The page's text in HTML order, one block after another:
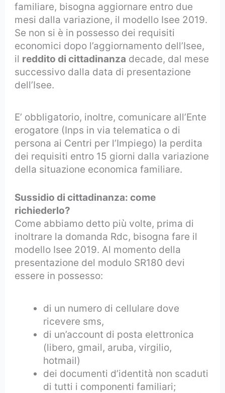
familiare, bisogna aggiornare entro due
mesi dalla variazione, il modello Isee 2019.
Se non si è in possesso dei requisiti
economici dopo l’aggiornamento dell’Isee,
il reddito di cittadinanza decade, dal mese
successivo dalla data di presentazione
dell’Isee.
E’ obbligatorio, inoltre, comunicare all’Ente
erogatore (Inps in via telematica o di
persona ai Centri per l’Impiego) la perdita
dei requisiti entro 15 giorni dalla variazione
della situazione economica familiare.
Sussidio di cittadinanza: come
richiederlo?
Come abbiamo detto più volte, prima di
inoltrare la domanda Rdc, bisogna fare il
modello Isee 2019. Al momento della
presentazione del modulo SR180 devi
essere in possesso:
di un numero di cellulare dove
ricevere sms,
di un’account di posta elettronica
(libero, gmail, aruba, virgilio,
hotmail)
dei documenti d’identità non scaduti
di tutti i componenti familiari;